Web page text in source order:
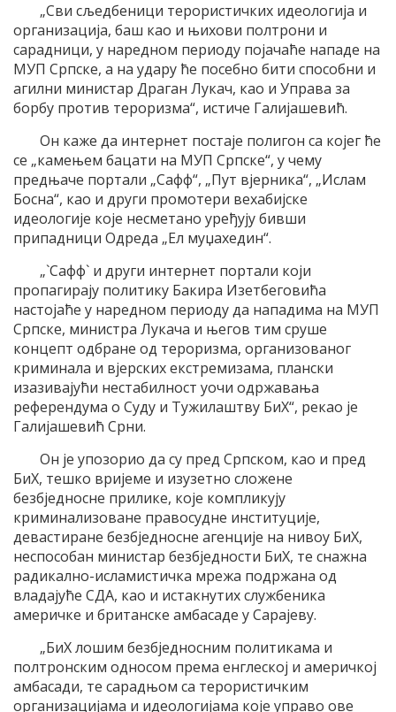
„Сви сљедбеници терористичких идеологија и
организација, баш као и њихови полтрони и
сарадници, у наредном периоду појачаће нападе на
МУП Српске, а на удару ће посебно бити способни и
агилни министар Драган Лукач, као и Управа за
борбу против тероризма“, истиче Галијашевић.
Он каже да интернет постаје полигон са којег ће
се „камењем бацати на МУП Српске“, у чему
предњаче портали „Сафф“, „Пут вјерника“, „Ислам
Босна“, као и други промотери вехабијске
идеологије које несметано уређују бивши
припадници Одреда „Ел муџахедин“.
„`Сафф` и други интернет портали који
пропагирају политику Бакира Изетбеговића
настојаће у наредном периоду да нападима на МУП
Српске, министра Лукача и његов тим сруше
концепт одбране од тероризма, организованог
криминала и вјерских екстремизама, плански
изазивајући нестабилност уочи одржавања
референдума о Суду и Тужилаштву БиХ“, рекао је
Галијашевић Срни.
Он је упозорио да су пред Српском, као и пред
БиХ, тешко вријеме и изузетно сложене
безбједносне прилике, које компликују
криминализоване правосудне институције,
девастиране безбједносне агенције на нивоу БиХ,
неспособан министар безбједности БиХ, те снажна
радикално-исламистичка мрежа подржана од
владајуће СДА, као и истакнутих службеника
америчке и британске амбасаде у Сарајеву.
„БиХ лошим безбједносним политикама и
полтронским односом према енглеској и америчкој
амбасади, те сарадњом са терористичким
организацијама и идеологијама које управо ове